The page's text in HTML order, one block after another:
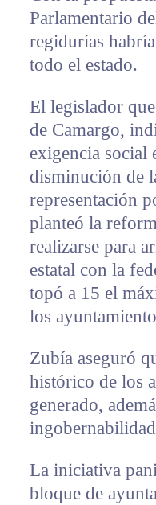
Parlamentario
regidurías
todo el estado.
El legislador
de Camargo,
exigencia social
disminución de
representación
planteó la
realizarse para
estatal con la
topó a 15 el
los
Zubía aseguró
histórico de los
generado,
La iniciativa
bloque de